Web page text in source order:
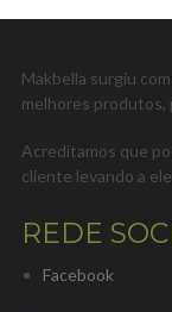
Makbella surgiu
melhores produtos,
Acreditamos que
cliente levando a
REDE
Facebook